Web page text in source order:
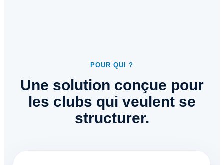
POUR QUI ?
Une solution conçue pour
les clubs qui veulent se
structurer.